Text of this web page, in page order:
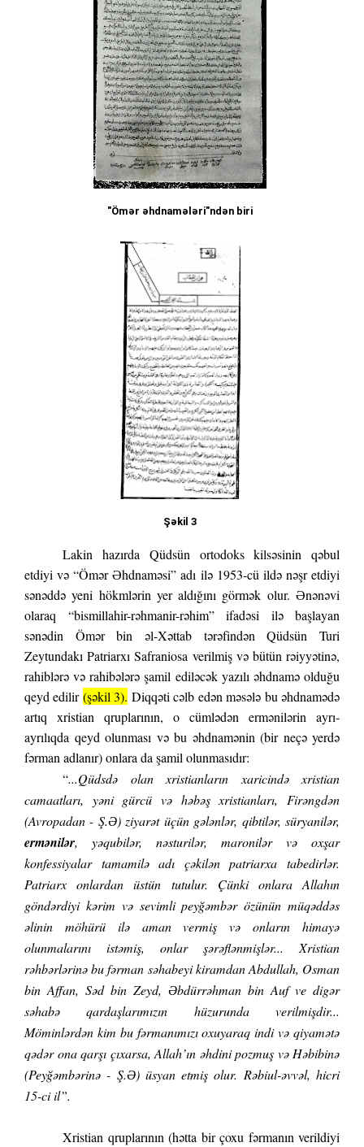
"Ömər əhdnamələri"ndən biri
Şəkil 3
Lakin hazırda Qüdsün ortodoks kilsəsinin qəbul
etdiyi və “Ömər Əhdnaməsi” adı ilə 1953-cü ildə nəşr etdiyi
sənəddə yeni hökmlərin yer aldığını görmək olur. Ənənəvi
olaraq “bismillahir-rəhmanir-rəhim” ifadəsi ilə başlayan
sənədin Ömər bin əl-Xəttab tərəfindən Qüdsün Turi
Zeytundakı Patriarxı Safraniosa verilmiş və bütün rəiyyətinə,
rahiblərə və rahibələrə şamil ediləcək yazılı əhdnamə olduğu
qeyd edilir(şəkil 3). Diqqəti cəlb edən məsələ bu əhdnamədə
artıq xristian qruplarının, o cümlədən ermənilərin ayrı-
ayrılıqda qeyd olunması və bu əhdnamənin (bir neçə yerdə
fərman adlanır) onlara da şamil olunmasıdır:
“...Qüdsdə olan xristianların xaricində xristian
camaatları, yəni gürcü və həbəş xristianları, Firəngdən
(Avropadan - Ş.Ə) ziyarət üçün gələnlər, qibtilər, süryanilər,
ermənilər, yəqubilər, nəsturilər, maronilər və oxşar
konfessiyalar tamamilə adı çəkilən patriarxa tabedirlər.
Patriarx onlardan üstün tutulur. Çünki onlara Allahın
göndərdiyi kərim və sevimli peyğəmbər özünün müqəddəs
əlinin möhürü ilə aman vermiş və onların himayə
olunmalarını istəmiş, onlar şərəflənmişlər...
Xristian
rəhbərlərinə bu fərman səhabeyi kiramdan Abdullah, Osman
bin Affan, Səd bin Zeyd, Əbdürrəhman bin Auf ve digər
səhabə qardaşlarımızın hüzurunda verilmişdir...
Möminlərdən kim bu fərmanımızı oxuyaraq indi və qiyamətə
qədər ona qarşı çıxarsa, Allah’ın əhdini pozmuş və Həbibinə
(Peyğəmbərinə - Ş.Ə) üsyan etmiş olur. Rəbiul-əvvəl, hicri
15-ci il”.
Xristian qruplarının (hətta bir çoxu fərmanın verildiyi